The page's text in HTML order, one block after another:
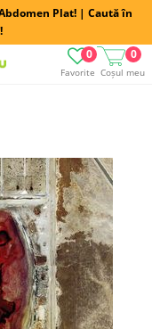
Plat! | Caută în
Favorite
0
Coșul meu
0